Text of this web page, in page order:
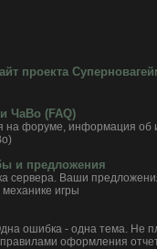
проекта
ЧаВо (FAQ)
на форуме, информация об
и предложения
сервера. Ваши
игры
ошибка - одна тема. Не
правилами оформления